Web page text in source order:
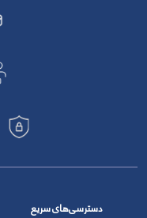
دسترسی‌های سریع